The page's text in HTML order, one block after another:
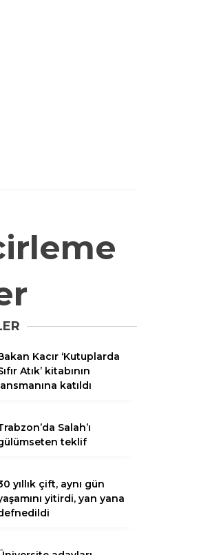
Kacır ‘Kutuplarda
Atık’ kitabının
katıldı
Salah’ı
teklif
yıllık çift, aynı gün
yitirdi, yan yana